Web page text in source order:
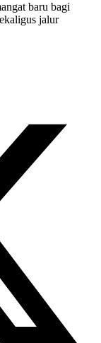
baru bagi
jalur